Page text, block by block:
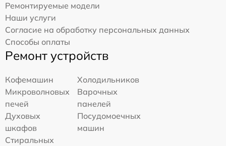
Ремонтируемые модели
Наши услуги
Согласие на обработку персональных данных
Способы оплаты
Ремонт устройств
Кофемашин
Холодильников
Микроволновых
печей
Варочных
панелей
Духовых
шкафов
Посудомоечных
машин
Стиральных